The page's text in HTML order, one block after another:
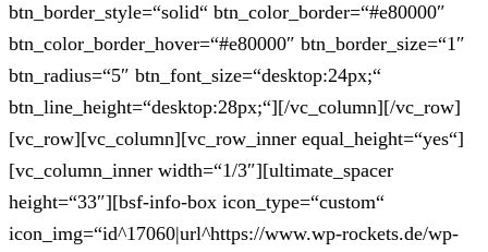
btn_border_style=“solid“ btn_color_border=“#e80000″
btn_color_border_hover=“#e80000″ btn_border_size=“1″
btn_radius=“5″ btn_font_size=“desktop:24px;“
btn_line_height=“desktop:28px;“][/vc_column][/vc_row]
[vc_row][vc_column][vc_row_inner equal_height=“yes“]
[vc_column_inner width=“1/3″][ultimate_spacer
height=“33″][bsf-info-box icon_type=“custom“
icon_img=“id^17060|url^https://www.wp-rockets.de/wp-